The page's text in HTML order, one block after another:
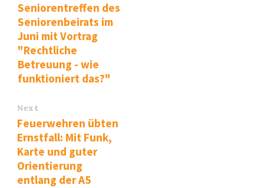
Seniorentreffen des
Seniorenbeirats im
Juni mit Vortrag
"Rechtliche
Betreuung - wie
funktioniert das?"
Next
Feuerwehren übten
Ernstfall: Mit Funk,
Karte und guter
Orientierung
entlang der A5